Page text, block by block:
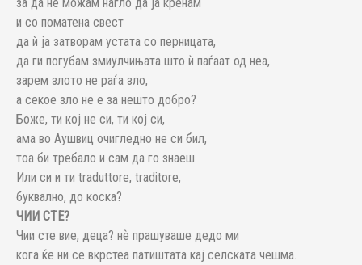
и со поматена свест
да ѝ ја затворам устата со перницата,
да ги погубам змиулчињата што ѝ паѓаат од неа,
зарем злото не раѓа зло,
а секое зло не е за нешто добро?
Боже, ти кој не си, ти кој си,
ама во Аушвиц очигледно не си бил,
тоа би требало и сам да го знаеш.
Или си и ти traduttore, traditore,
буквално, до коска?
ЧИИ СТЕ?
Чии сте вие, деца? нѐ прашуваше дедо ми
кога ќе ни се вкрстеа патиштата кај селската чешма.